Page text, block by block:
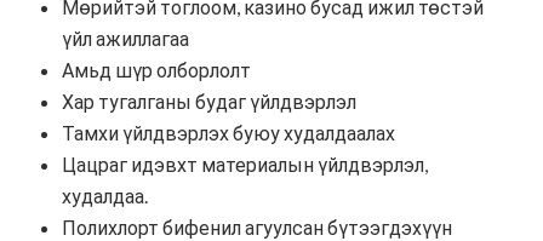
Мөрийтэй тоглоом, казино бусад ижил төстэй
үйл ажиллагаа
Амьд шүр олборлолт
Хар тугалганы будаг үйлдвэрлэл
Тамхи үйлдвэрлэх буюу худалдаалах
Цацраг идэвхт материалын үйлдвэрлэл,
худалдаа.
Полихлорт бифенил агуулсан бүтээгдэхүүн